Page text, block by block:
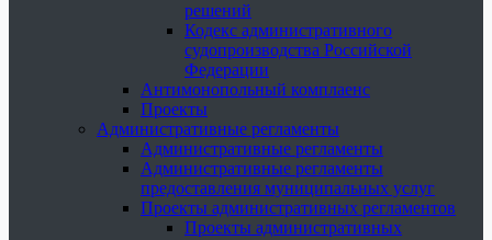
решений
Кодекс административного
судопроизводства Российской
Федерации
Антимонопольный комплаенс
Проекты
Административные регламенты
Административные регламенты
Административные регламенты
предоставления муниципальных услуг
Проекты административных регламентов
Проекты административных